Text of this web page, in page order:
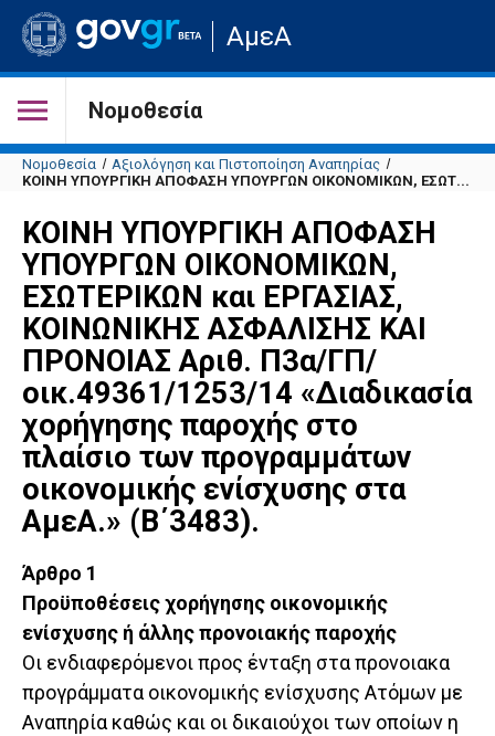
Μετάβαση
στην
σελίδα
του
ΑμεΑ
Νομοθεσία
Νομοθεσία
Αξιολόγηση και Πιστοποίηση Αναπηρίας
ΚΟΙΝΗ ΥΠΟΥΡΓΙΚΗ ΑΠΟΦΑΣΗ ΥΠΟΥΡΓΩΝ ΟΙΚΟΝΟΜΙΚΩΝ, ΕΣΩΤ...
ΚΟΙΝΗ ΥΠΟΥΡΓΙΚΗ ΑΠΟΦΑΣΗ
ΥΠΟΥΡΓΩΝ ΟΙΚΟΝΟΜΙΚΩΝ,
ΕΣΩΤΕΡΙΚΩΝ και ΕΡΓΑΣΙΑΣ,
ΚΟΙΝΩΝΙΚΗΣ ΑΣΦΑΛΙΣΗΣ ΚΑΙ
ΠΡΟΝΟΙΑΣ Αριθ. Π3α/ΓΠ/
οικ.49361/1253/14 «Διαδικασία
χορήγησης παροχής στο
πλαίσιο των προγραμμάτων
οικονομικής ενίσχυσης στα
ΑμεΑ.» (Β΄3483).
Άρθρο 1
Προϋποθέσεις χορήγησης οικονομικής
ενίσχυσης ή άλλης προνοιακής παροχής
Οι ενδιαφερόμενοι προς ένταξη στα προνοιακα
προγράμματα οικονομικής ενίσχυσης Ατόμων με
Αναπηρία καθώς και οι δικαιούχοι των οποίων η